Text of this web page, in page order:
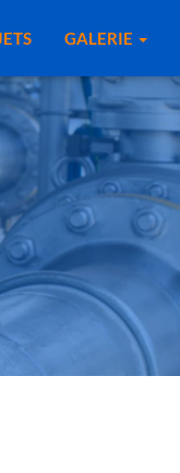
GALERIE